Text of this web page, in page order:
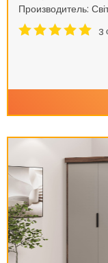
Производитель:
3